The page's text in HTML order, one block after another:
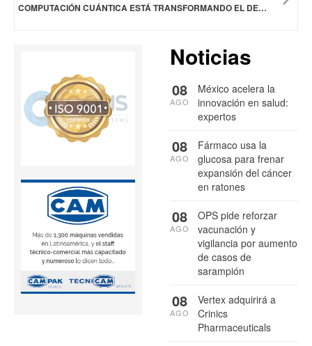
COMPUTACIÓN CUÁNTICA ESTÁ TRANSFORMANDO EL DESARROLLO DE MEDICAMENTOS
Noticias
México acelera la
innovación en salud:
expertos
08
AGO
Fármaco usa la
glucosa para frenar
expansión del cáncer
en ratones
08
AGO
OPS pide reforzar
vacunación y
vigilancia por aumento
de casos de
sarampión
08
AGO
Vertex adquirirá a
Crinics
Pharmaceuticals
08
AGO